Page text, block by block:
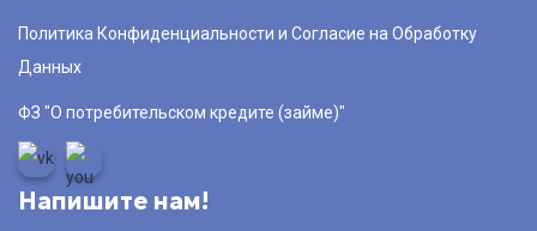
Политика Конфиденциальности и Согласие на Обработку
Данных
ФЗ "О потребительском кредите (займе)"
Напишите нам!